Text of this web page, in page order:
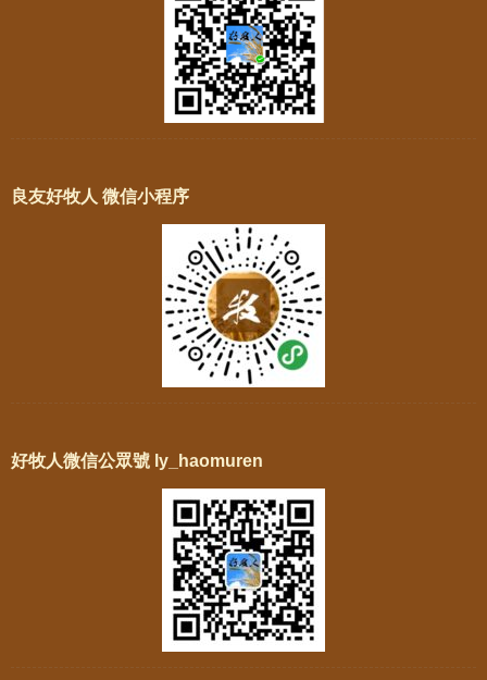
良友好牧人 微信小程序
好牧人微信公眾號 ly_haomuren